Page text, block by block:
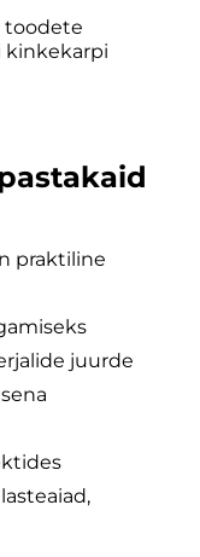
toodete
kinkekarpi
praktiline
juurde